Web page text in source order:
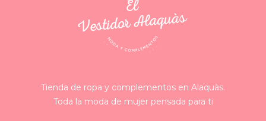
Tienda de ropa y complementos en Alaquàs.
Toda la moda de mujer pensada para ti